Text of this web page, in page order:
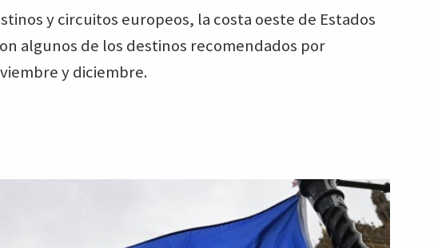
y circuitos europeos, la costa oeste de Estados
algunos de los destinos recomendados por
y diciembre.